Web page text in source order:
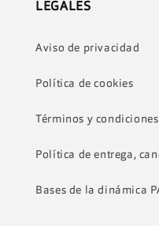
LEGALES
Aviso de privacidad
Política de cookies
Términos y condiciones
Política de entrega,
Bases de la dinámica